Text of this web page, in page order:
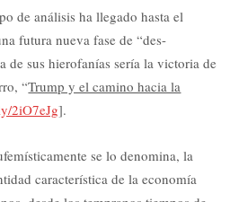
de análisis ha llegado hasta el
futura nueva fase de “des-
de sus hierofanías sería la victoria de
“Trump y el camino hacia la
2iO7eJg].
se lo denomina, la
característica de la economía